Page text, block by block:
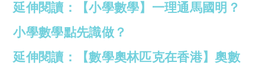
延伸閱讀：【小學數學】一理通馬國明？
小學數學點先識做？
延伸閱讀：【數學奧林匹克在香港】奧數